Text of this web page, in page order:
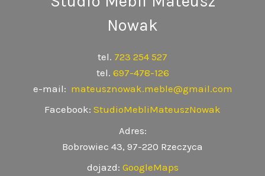
Nowak
tel. 723 254 527
tel. 697-478-126
e-mail: mateusznowak.meble@gmail.com
Facebook: StudioMebliMateuszNowak
Adres:
Bobrowiec 43, 97-220 Rzeczyca
dojazd: GoogleMaps